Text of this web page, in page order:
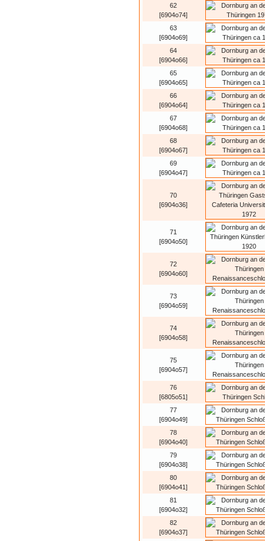
62
[6904o74]
63
[6904o69]
64
[6904o66]
65
[6904o65]
66
[6904o64]
67
[6904o68]
68
[6904o67]
69
[6904o47]
70
[6904o36]
71
[6904o50]
72
[6904o60]
73
[6904o59]
74
[6904o58]
75
[6904o57]
76
[6805o51]
77
[6904o49]
78
[6904o40]
79
[6904o38]
80
[6904o41]
81
[6904o32]
82
[6904o37]